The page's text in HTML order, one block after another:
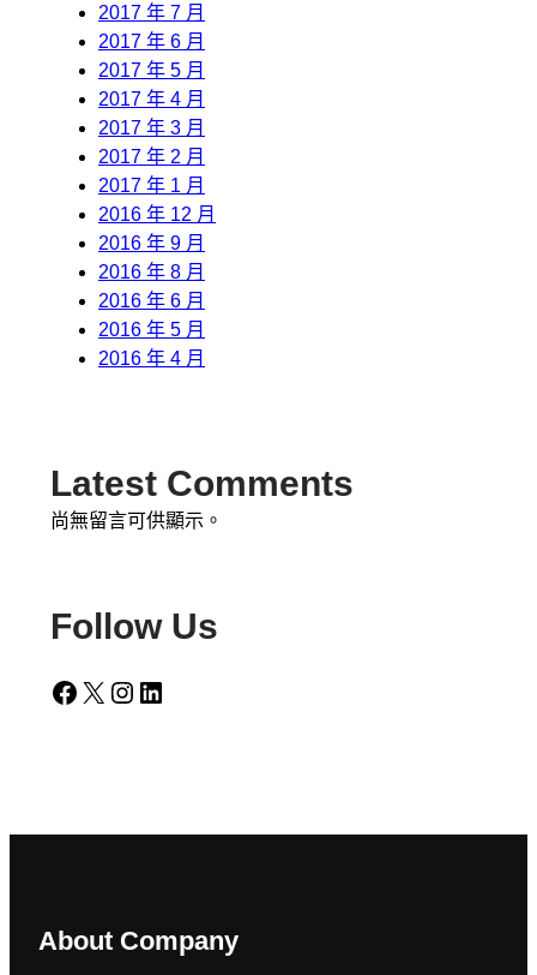
2017 年 7 月
2017 年 6 月
2017 年 5 月
2017 年 4 月
2017 年 3 月
2017 年 2 月
2017 年 1 月
2016 年 12 月
2016 年 9 月
2016 年 8 月
2016 年 6 月
2016 年 5 月
2016 年 4 月
Latest Comments
尚無留言可供顯示。
Follow Us
Facebook X Instagram LinkedIn
About Company